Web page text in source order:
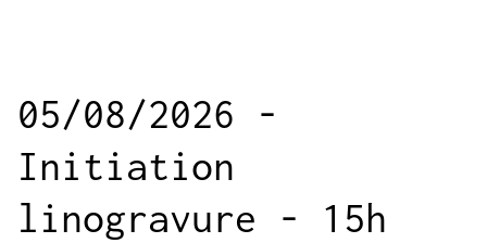
05/08/2026 -
Initiation
linogravure - 15h